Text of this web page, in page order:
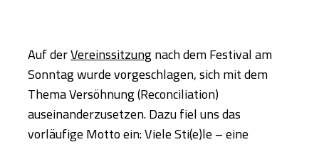
Auf derVereinssitzungnach dem Festival am
Sonntag wurde vorgeschlagen, sich mit dem
Thema Versöhnung (Reconciliation)
auseinanderzusetzen. Dazu fiel uns das
vorläufige Motto ein: Viele Sti(e)le – eine